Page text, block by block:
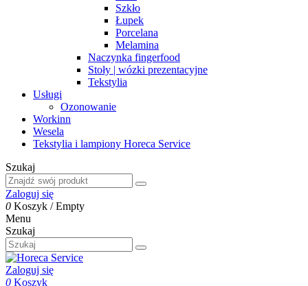
Szkło
Łupek
Porcelana
Melamina
Naczynka fingerfood
Stoły | wózki prezentacyjne
Tekstylia
Usługi
Ozonowanie
Workinn
Wesela
Tekstylia i lampiony Horeca Service
Szukaj
Zaloguj się
0 Koszyk /Empty
Menu
Szukaj
Zaloguj się
0 Koszyk